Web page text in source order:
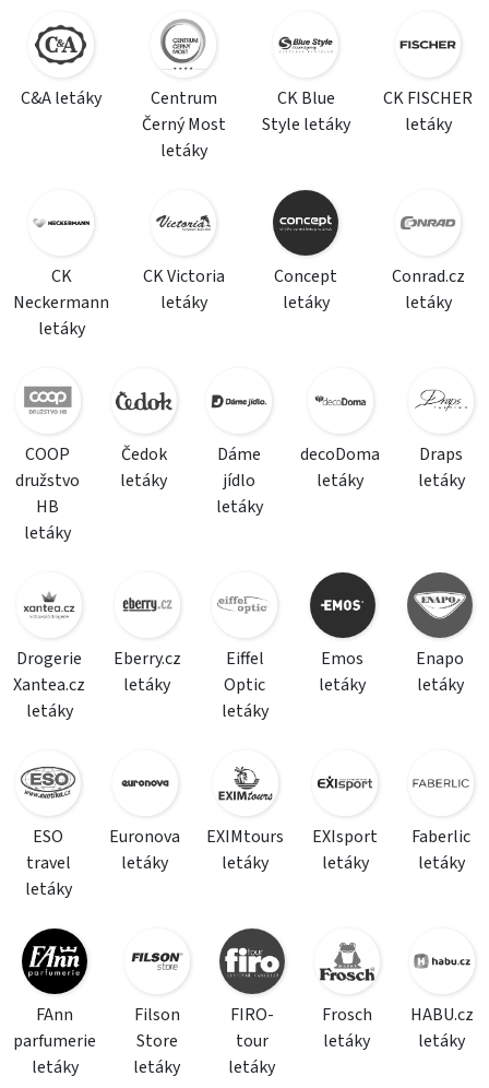
C&A letáky
Centrum
Černý Most
letáky
CK Blue
Style letáky
CK FISCHER
letáky
CK
Neckermann
letáky
CK Victoria
letáky
Concept
letáky
Conrad.cz
letáky
COOP
družstvo
HB
letáky
Čedok
letáky
Dáme
jídlo
letáky
decoDoma
letáky
Draps
letáky
Drogerie
Xantea.cz
letáky
Eberry.cz
letáky
Eiffel
Optic
letáky
Emos
letáky
Enapo
letáky
ESO
travel
letáky
Euronova
letáky
EXIMtours
letáky
EXIsport
letáky
Faberlic
letáky
FAnn
parfumerie
letáky
Filson
Store
letáky
FIRO-
tour
letáky
Frosch
letáky
HABU.cz
letáky